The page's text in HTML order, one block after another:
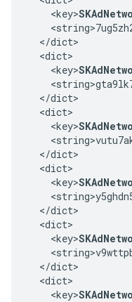
    <key>
  </dict>
  <dict>
    <key>
  </dict>
  <dict>
    <key>
  </dict>
  <dict>
    <key>
  </dict>
  <dict>
    <key>
  </dict>
  <dict>
    <key>